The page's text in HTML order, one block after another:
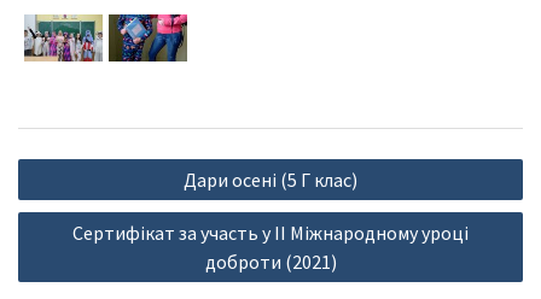
Фото: 1 з 4
Навігація
записів
Дари осені (5 Г клас)
Сертифікат за участь у ІІ Міжнародному уроці
доброти (2021)